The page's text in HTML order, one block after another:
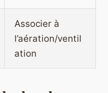
Associer à
l’aération/ventil
ation